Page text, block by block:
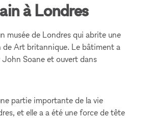
à Londres
musée de Londres qui abrite une
de Art britannique. Le bâtiment a
Soane et ouvert dans
partie importante de la vie
et elle a a été une force de tête